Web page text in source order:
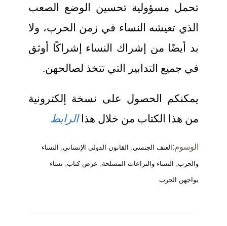
تحمل مسؤولية تحسين الوضع الصعب
الذي تعيشه النساء في زمن الحرب، ولا
بد أيضًا من إشراك النساء إشراكًا أوثق
في جميع التدابير التي تتخذ لصالحهن.
يمكنكم الحصول على نسخة إلكترونية
من هذا الكتاب من خلال هذاالرابط
الوسوم: العنف الجنسي, القانون الدولي الإنساني, النساء
والحرب, النساء والنزاعات المسلحة, عرض كتاب, نساء
يواجهن الحرب